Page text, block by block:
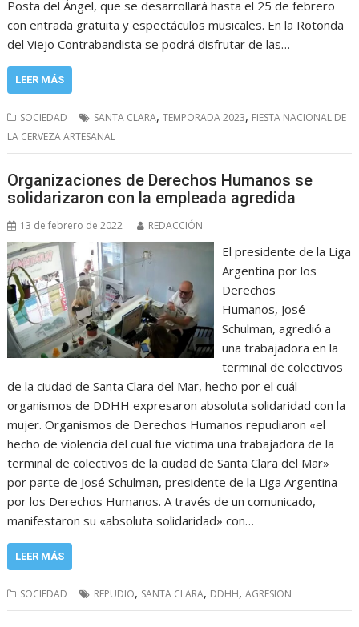
Posta del Ángel, que se desarrollará hasta el 25 de febrero
con entrada gratuita y espectáculos musicales. En la Rotonda
del Viejo Contrabandista se podrá disfrutar de las…
LEER MÁS
SOCIEDAD SANTA CLARA,TEMPORADA 2023, FIESTA NACIONAL DE
LA CERVEZA ARTESANAL
Organizaciones de Derechos Humanos se
solidarizaron con la empleada agredida
13 de febrero de 2022 REDACCIÓN
El presidente de la Liga
Argentina por los
Derechos
Humanos, José
Schulman, agredió a
una trabajadora en la
terminal de colectivos
de la ciudad de Santa Clara del Mar, hecho por el cuál
organismos de DDHH expresaron absoluta solidaridad con la
mujer. Organismos de Derechos Humanos repudiaron «el
hecho de violencia del cual fue víctima una trabajadora de la
terminal de colectivos de la ciudad de Santa Clara del Mar»
por parte de José Schulman, presidente de la Liga Argentina
por los Derechos Humanos. A través de un comunicado,
manifestaron su «absoluta solidaridad» con…
LEER MÁS
SOCIEDAD REPUDIO, SANTA CLARA, DDHH,AGRESION